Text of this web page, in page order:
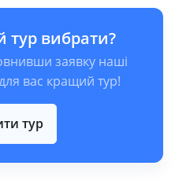
тур вибрати?
заявку наші
вас кращий тур!
тур